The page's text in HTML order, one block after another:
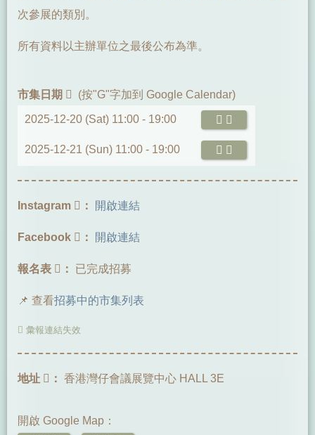
次參展的類別。
所有資料以主辦單位之最後公布為準。
市集日期 (按"G"字加到 Google Calendar)
2025-12-20 (Sat) 11:00 - 19:00
2025-12-21 (Sun) 11:00 - 19:00
Instagram ： 開啟連結
Facebook ： 開啟連結
報名表 ： 已完成招募
📌 查看招募中的市集列表
彙報連結失效
地址 ： 香港灣仔會議展覽中心 HALL 3E
開啟 Google Map：